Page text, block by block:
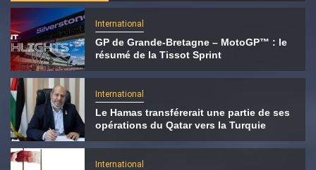
International
GP de Grande-Bretagne – MotoGP™ : le
résumé de la Tissot Sprint
International
Le Hamas transférerait une partie de ses
opérations du Qatar vers la Turquie
International